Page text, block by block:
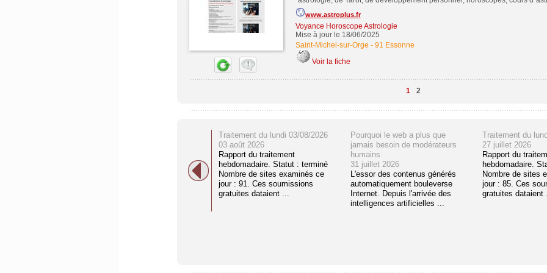
www.astroplus.fr
Voyance Horoscope Astrologie
Mise à jour le 18/06/2025
Saint-Michel-sur-Orge - 91 Essonne
Voir la fiche
1 2
Traitement du lundi 03/08/2026
03 août 2026
Rapport du traitement
hebdomadaire. Statut : terminé
Nombre de sites examinés ce
jour : 91. Ces soumissions
gratuites dataient ...
Pourquoi le web a plus que
jamais besoin de modérateurs
humains
31 juillet 2026
L'essor des contenus générés
automatiquement bouleverse
Internet. Depuis l'arrivée des
intelligences artificielles ...
Traitement du
27 juillet 2026
Rapport du
hebdomadaire.
Nombre de sites
jour : 85. Ces
gratuites dataient